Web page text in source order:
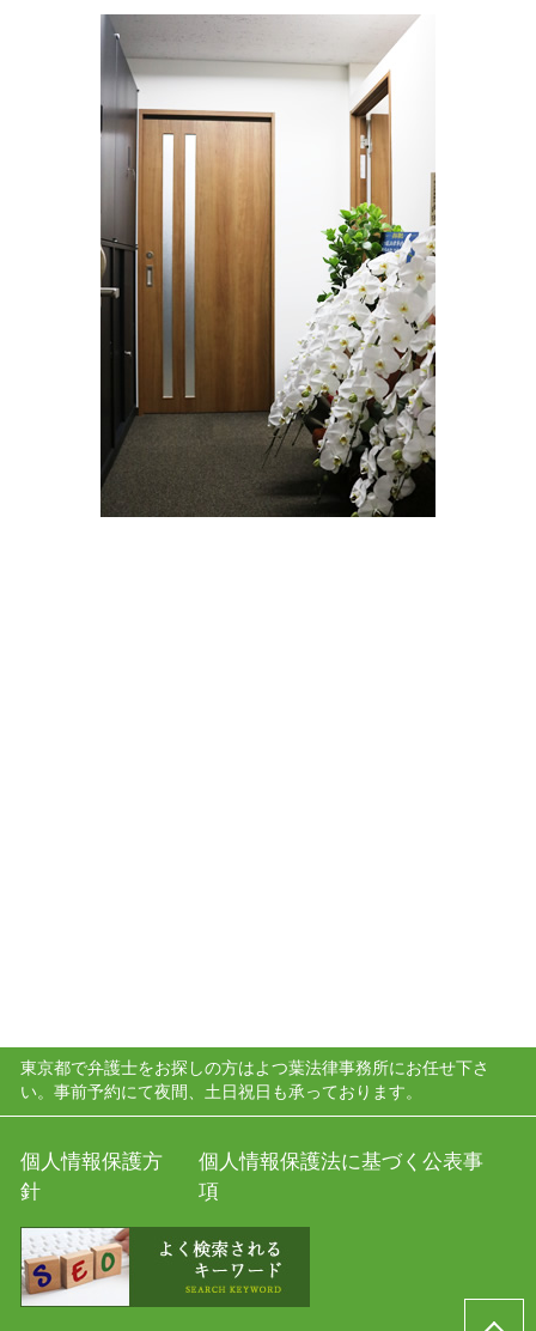
東京都で弁護士をお探しの方はよつ葉法律事務所にお任せ下さ
い。事前予約にて夜間、土日祝日も承っております。
個人情報保護方
針
個人情報保護法に基づく公表事
項